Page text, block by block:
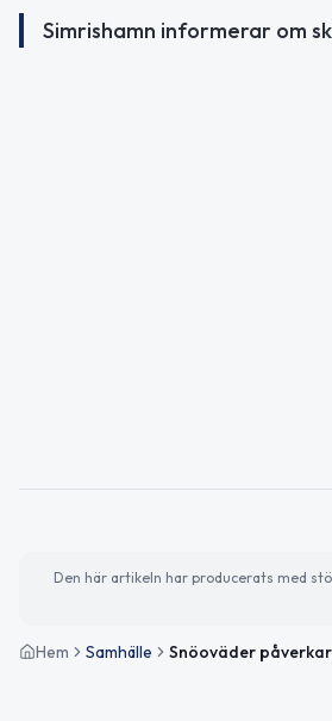
Simrishamn informerar om
Den här artikeln har producerats med
Hem Samhälle